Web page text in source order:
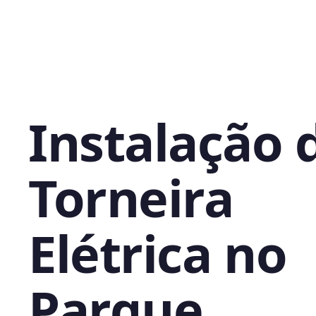
Instalação
Torneira
Elétrica no